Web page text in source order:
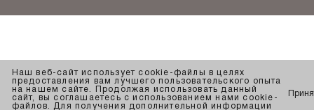
Наш веб-сайт использует cookie-файлы в целях
предоставления вам лучшего пользовательского опыта
на нашем сайте. Продолжая использовать данный
сайт, вы соглашаетесь с использованием нами cookie-
файлов. Для получения дополнительной информации